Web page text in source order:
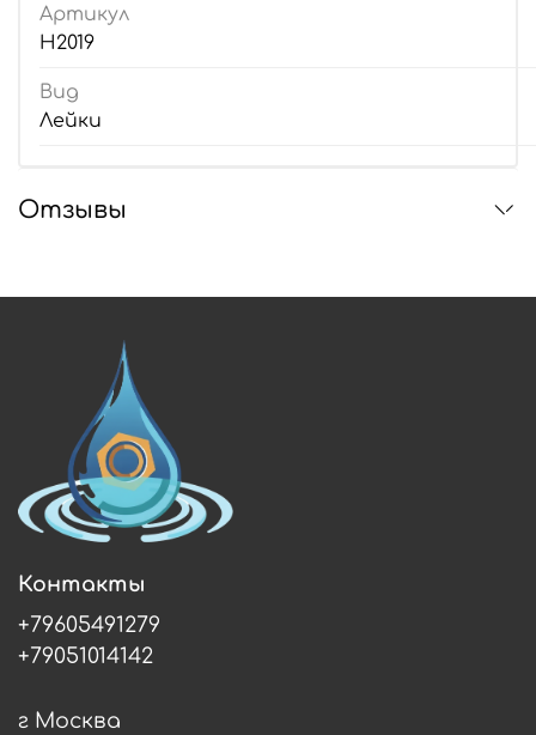
Артикул
H2019
Вид
Лейки
Отзывы
Контакты
+79605491279
+79051014142
г Москва